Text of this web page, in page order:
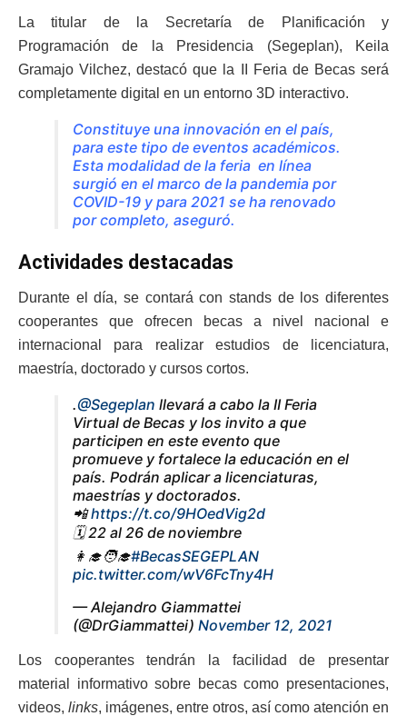
La titular de la Secretaría de Planificación y
Programación de la Presidencia (Segeplan), Keila
Gramajo Vilchez, destacó que la II Feria de Becas será
completamente digital en un entorno 3D interactivo.
Constituye una innovación en el país,
para este tipo de eventos académicos.
Esta modalidad de la feria en línea
surgió en el marco de la pandemia por
COVID-19 y para 2021 se ha renovado
por completo, aseguró.
Actividades destacadas
Durante el día, se contará con stands de los diferentes
cooperantes que ofrecen becas a nivel nacional e
internacional para realizar estudios de licenciatura,
maestría, doctorado y cursos cortos.
.@Segeplan llevará a cabo la II Feria
Virtual de Becas y los invito a que
participen en este evento que
promueve y fortalece la educación en el
país. Podrán aplicar a licenciaturas,
maestrías y doctorados.
📲https://t.co/9HOedVig2d
🗓 22 al 26 de noviembre
👩‍🎓🧑‍🎓#BecasSEGEPLAN
pic.twitter.com/wV6FcTny4H
— Alejandro Giammattei
(@DrGiammattei) November 12, 2021
Los cooperantes tendrán la facilidad de presentar
material informativo sobre becas como presentaciones,
videos, links, imágenes, entre otros, así como atención en